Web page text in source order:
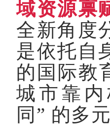
域资源禀
全新角度
是依托自
的国际教
城市靠
同 ” 的多